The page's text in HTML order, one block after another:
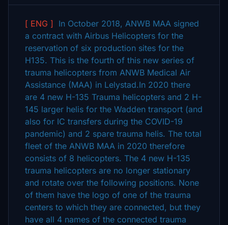
[ ENG ]
In October 2018, ANWB MAA signed
a contract with Airbus Helicopters for the
reservation of six production sites for the
H135. This is the fourth of this new series of
trauma helicopters from ANWB Medical Air
Assistance (MAA) in Lelystad.In 2020 there
are 4 new H-135 Trauma helicopters and 2 H-
145 larger helis for the Wadden transport (and
also for IC transfers during the COVID-19
pandemic) and 2 spare trauma helis. The total
fleet of the ANWB MAA in 2020 therefore
consists of 8 helicopters. The 4 new H-135
trauma helicopters are no longer stationary
and rotate over the following positions. None
of them have the logo of one of the trauma
centers to which they are connected, but they
have all 4 names of the connected trauma